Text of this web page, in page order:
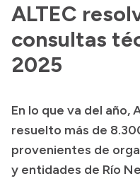
Archivo de noticias
Transparencia
Boletín Oficial
Compras y licitaciones
Consulta de
ALTEC
consultas
2025
En lo que va del año,
resuelto más de
provenientes de
y entidades de Río